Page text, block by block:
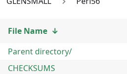
File Name ↓
Parent directory/
CHECKSUMS